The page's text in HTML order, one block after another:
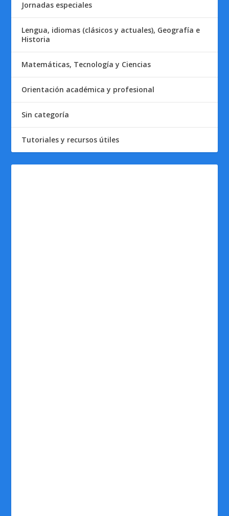
Jornadas especiales
Lengua, idiomas (clásicos y actuales), Geografía e
Historia
Matemáticas, Tecnología y Ciencias
Orientación académica y profesional
Sin categoría
Tutoriales y recursos útiles